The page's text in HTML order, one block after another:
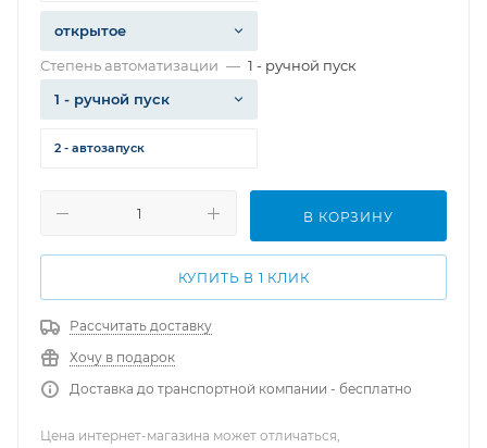
открытое
Степень автоматизации — 1 - ручной пуск
1 - ручной пуск
2 - автозапуск
В КОРЗИНУ
КУПИТЬ В 1 КЛИК
Рассчитать доставку
Хочу в подарок
Доставка до транспортной компании - бесплатно
Цена интернет-магазина может отличаться,